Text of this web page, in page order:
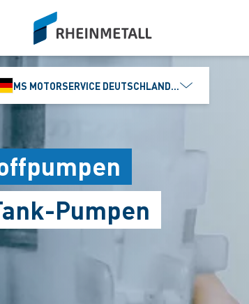
siteLogo
MS MOTORSERVICE DEUTSCHLAND GMBH
Pumpen